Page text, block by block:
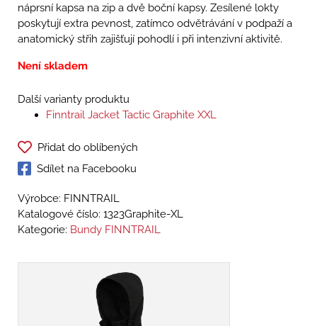
náprsní kapsa na zip a dvě boční kapsy. Zesílené lokty
poskytují extra pevnost, zatímco odvětrávání v podpaží a
anatomický střih zajišťují pohodlí i při intenzivní aktivitě.
Není skladem
Další varianty produktu
Finntrail Jacket Tactic Graphite XXL
Přidat do oblíbených
Sdílet na Facebooku
Výrobce: FINNTRAIL
Katalogové číslo: 1323Graphite-XL
Kategorie: Bundy FINNTRAIL